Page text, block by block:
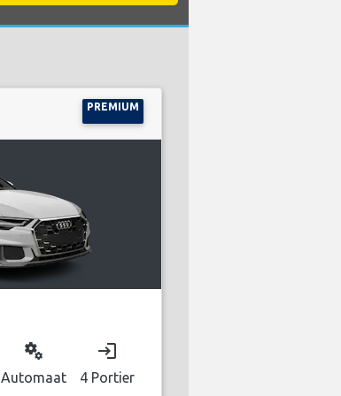
PREMIUM
miscellaneous_services
Automaat
login
4 Portier